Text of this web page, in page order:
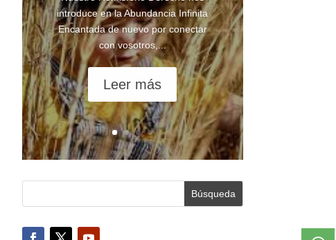
introduce en la Abundancia Infinita
Encantada de nuevo por conectar
con vosotros,...
Leer más